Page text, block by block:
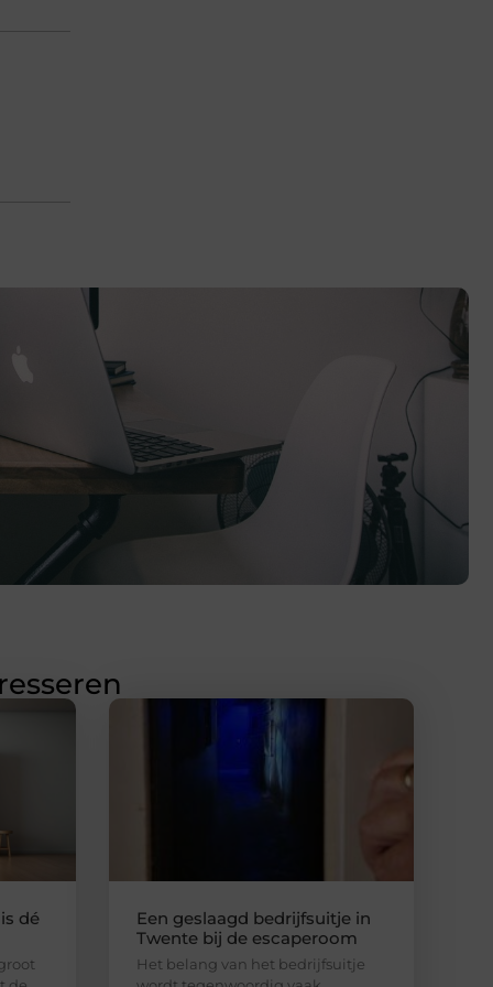
dé
Een geslaagd bedrijfsuitje in
Twente bij de escaperoom
Het belang van het bedrijfsuitje